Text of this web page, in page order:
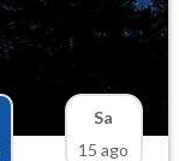
Sa
15 ago